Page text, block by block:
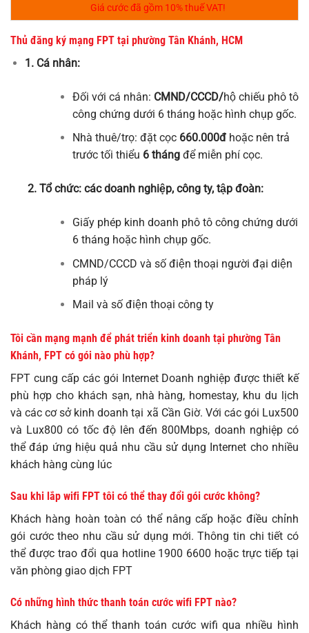
Giá cước đã gồm 10% thuế VAT!
Thủ đăng ký mạng FPT tại phường Tân Khánh, HCM
1. Cá nhân:
Đối với cá nhân: CMND/CCCD/hộ chiếu phô tô
công chứng dưới 6 tháng hoặc hình chụp gốc.
Nhà thuê/trọ: đặt cọc 660.000đhoặc nên trả
trước tối thiểu 6 thángđể miễn phí cọc.
2. Tổ chức: các doanh nghiệp, công ty, tập đoàn:
Giấy phép kinh doanh phô tô công chứng dưới
6 tháng hoặc hình chụp gốc.
CMND/CCCD và số điện thoại người đại diện
pháp lý
Mail và số điện thoại công ty
Tôi cần mạng mạnh để phát triển kinh doanh tại phường Tân
Khánh, FPT có gói nào phù hợp?
FPT cung cấp các gói Internet Doanh nghiệp được thiết kế
phù hợp cho khách sạn, nhà hàng, homestay, khu du lịch
và các cơ sở kinh doanh tại xã Cần Giờ. Với các gói Lux500
và Lux800 có tốc độ lên đến 800Mbps, doanh nghiệp có
thể đáp ứng hiệu quả nhu cầu sử dụng Internet cho nhiều
khách hàng cùng lúc
Sau khi lắp wifi FPT tôi có thể thay đổi gói cước không?
Khách hàng hoàn toàn có thể nâng cấp hoặc điều chỉnh
gói cước theo nhu cầu sử dụng mới. Thông tin chi tiết có
thể được trao đổi qua hotline 1900 6600 hoặc trực tiếp tại
văn phòng giao dịch FPT
Có những hình thức thanh toán cước wifi FPT nào?
Khách hàng có thể thanh toán cước wifi qua nhiều hình